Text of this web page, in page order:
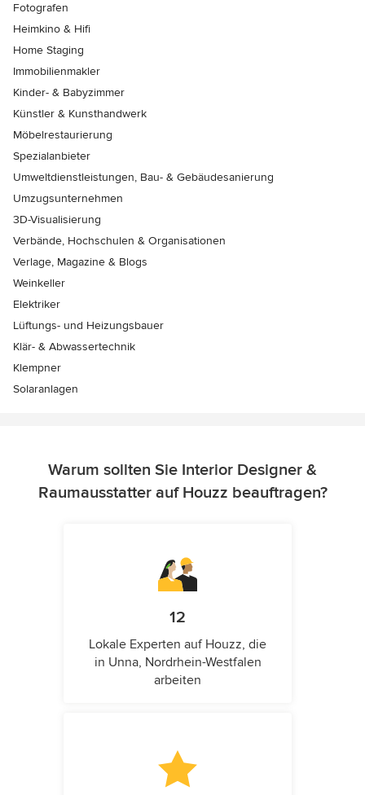
Fotografen
Heimkino & Hifi
Home Staging
Immobilienmakler
Kinder- & Babyzimmer
Künstler & Kunsthandwerk
Möbelrestaurierung
Spezialanbieter
Umweltdienstleistungen, Bau- & Gebäudesanierung
Umzugsunternehmen
3D-Visualisierung
Verbände, Hochschulen & Organisationen
Verlage, Magazine & Blogs
Weinkeller
Elektriker
Lüftungs- und Heizungsbauer
Klär- & Abwassertechnik
Klempner
Solaranlagen
Warum sollten Sie Interior Designer &
Raumausstatter auf Houzz beauftragen?
12
Lokale Experten auf Houzz, die
in Unna, Nordrhein-Westfalen
arbeiten